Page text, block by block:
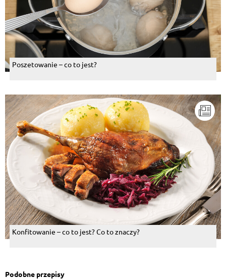
Poszetowanie – co to jest?
Konfitowanie – co to jest? Co to znaczy?
Podobne przepisy